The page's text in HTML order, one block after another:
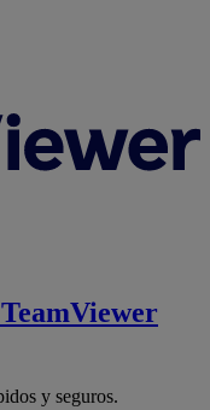
TeamViewer
y seguros.